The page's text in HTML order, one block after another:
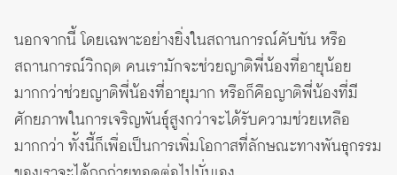
นอกจากนี้ โดยเฉพาะอย่างยิ่งในสถานการณ์คับขัน หรือ
สถานการณ์วิกฤต คนเรามักจะช่วยญาติพี่น้องที่อายุน้อย
มากกว่าช่วยญาติพี่น้องที่อายุมาก หรือก็คือญาติพี่น้องที่มี
ศักยภาพในการเจริญพันธุ์สูงกว่าจะได้รับความช่วยเหลือ
มากกว่า ทั้งนี้ก็เพื่อเป็นการเพิ่มโอกาสที่ลักษณะทางพันธุกรรม